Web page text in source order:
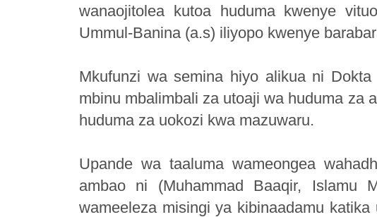
wanaojitolea kutoa huduma kwenye
Ummul-Banina (a.s) iliyopo kwenye
Mkufunzi wa semina hiyo alikua ni
mbinu mbalimbali za utoaji wa huduma za
huduma za uokozi kwa mazuwaru.
Upande wa taaluma wameongea
ambao ni (Muhammad Baaqir, Islamu
wameeleza misingi ya kibinaadamu